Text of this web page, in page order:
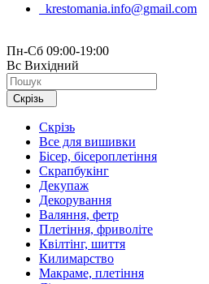
krestomania.info@gmail.com
Пн-Сб 09:00-19:00
Вс Вихідний
Скрізь
Скрізь
Все для вишивки
Бісер, бісероплетіння
Скрапбукінг
Декупаж
Декорування
Валяння, фетр
Плетіння, фриволіте
Квілтінг, шиття
Килимарство
Макраме, плетіння